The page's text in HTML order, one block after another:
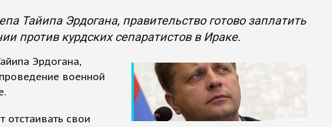
Тайипа Эрдогана, правительство готово заплатить
против курдских сепаратистов в Ираке.
Эрдогана,
военной
отстаивать свои